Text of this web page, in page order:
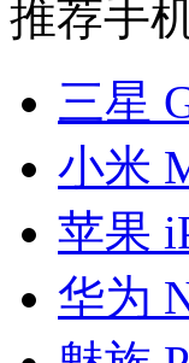
推荐手
三星
小米
苹果
华为